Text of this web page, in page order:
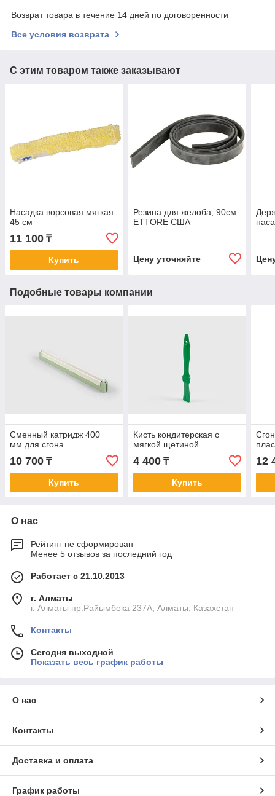
Возврат товара в течение 14 дней по договоренности
Все условия возврата
С этим товаром также заказывают
Насадка ворсовая мягкая
45 см
11 100 ₸
Купить
Резина для желоба, 90см.
ETTORE США
Цену уточняйте
Подобные товары компании
Сменный катридж 400
мм.для сгона
10 700 ₸
Купить
Кисть кондитерская с
мягкой щетиной
4 400₸
Купить
12
О нас
Рейтинг не сформирован
Менее 5 отзывов за последний год
Работает с 21.10.2013
г. Алматы
г. Алматы пр.Райымбека 237А, Алматы, Казахстан
Контакты
Сегодня выходной
Показать весь график работы
О нас
Контакты
Доставка и оплата
График работы